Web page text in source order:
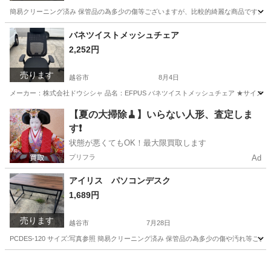
簡易クリーニング済み 保管品の為多少の傷等ございますが、比較的綺麗な商品です
埼玉 越谷市 椅子 パリ
売ります
バネツイストメッシュチェア
2,252円
越谷市 8月4日
メーカー：株式会社ドウシシャ 品名：EFPUS バネツイストメッシュチェア ★サイズ
埼玉 越谷市 椅子 杉戸町
【夏の大掃除🧹】いらない人形、査定しま
す❗️
状態が悪くてもOK！最大限買取します
プリフラ Ad
売ります
アイリス パソコンデスク
1,689円
越谷市 7月28日
PCDES-120 サイズ:写真参照 簡易クリーニング済み 保管品の為多少の傷や汚れ等ご